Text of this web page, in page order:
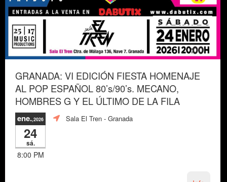
GRANADA: VI EDICIÓN FIESTA HOMENAJE
AL POP ESPAÑOL 80’s/90’s. MECANO,
HOMBRES G Y EL ÚLTIMO DE LA FILA
ene.,2026
24
sá.
8:00 PM
Sala El Tren - Granada